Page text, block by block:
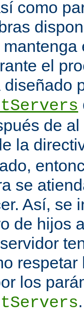
como
el
de
la
se
Así, se
de hijos
los
.